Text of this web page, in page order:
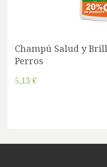
Champú Salud y
Perros
5,13 €